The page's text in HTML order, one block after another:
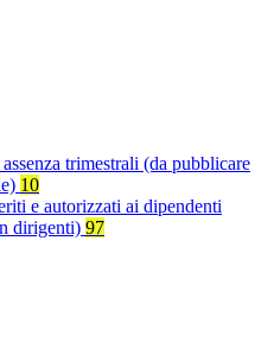
trimestrali (da pubblicare
10
e autorizzati ai dipendenti
dirigenti) 97